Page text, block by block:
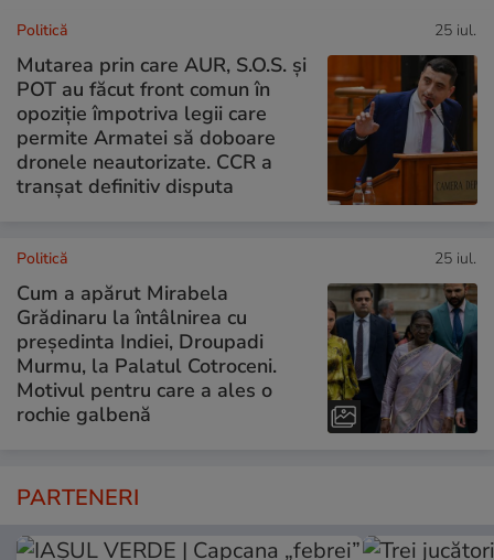
Politică 25 iul.
Mutarea prin care AUR, S.O.S. și
POT au făcut front comun în
opoziție împotriva legii care
permite Armatei să doboare
dronele neautorizate. CCR a
tranșat definitiv disputa
Politică 25 iul.
Cum a apărut Mirabela
Grădinaru la întâlnirea cu
președinta Indiei, Droupadi
Murmu, la Palatul Cotroceni.
Motivul pentru care a ales o
rochie galbenă
PARTENERI